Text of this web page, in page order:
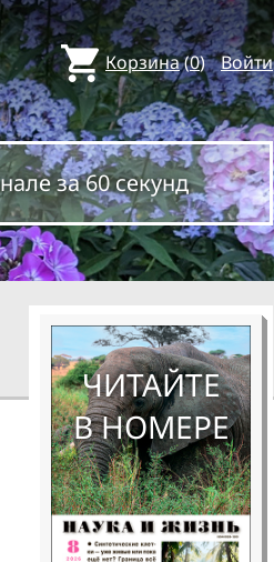
Корзина(0) Войти
за 60 секунд
ЧИТАЙТЕ
В НОМЕРЕ